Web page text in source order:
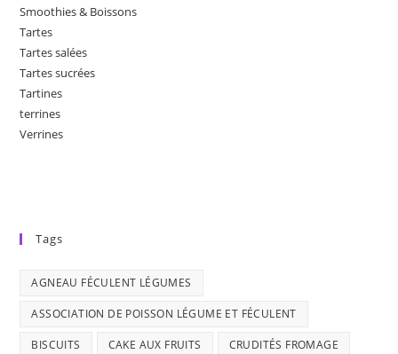
Smoothies & Boissons
Tartes
Tartes salées
Tartes sucrées
Tartines
terrines
Verrines
Tags
AGNEAU FÉCULENT LÉGUMES
ASSOCIATION DE POISSON LÉGUME ET FÉCULENT
BISCUITS CAKE AUX FRUITS CRUDITÉS FROMAGE